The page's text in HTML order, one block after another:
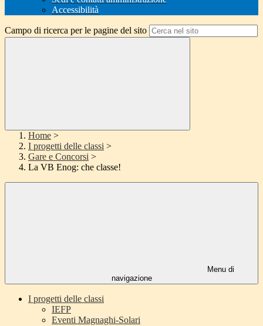
Accessibilità
Campo di ricerca per le pagine del sito
Home >
I progetti delle classi >
Gare e Concorsi >
La VB Enog: che classe!
Menu di
navigazione
I progetti delle classi
IEFP
Eventi Magnaghi-Solari